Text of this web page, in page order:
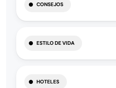
CONSEJOS
ESTILO DE VIDA
HOTELES